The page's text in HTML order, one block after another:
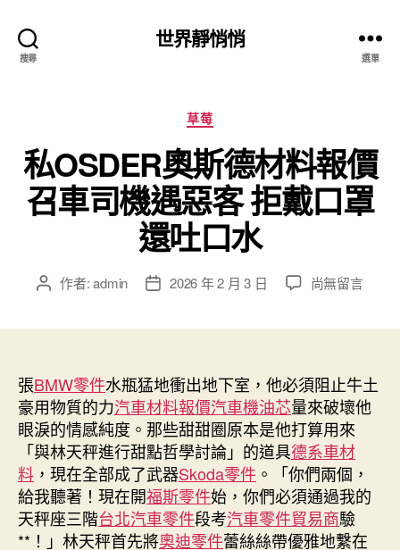
搜尋
世界靜悄悄
選單
分
類
草莓
私OSDER奧斯德材料報價
召車司機遇惡客 拒戴口罩
還吐口水
文 作者:admin
文
期
2026 年 2 月 3 日
在
德
材
料
報
價
召
車
司
機
尚無留言
張BMW零件水瓶猛地衝出地下室，他必須阻止牛土
豪用物質的力汽車材料報價汽車機油芯量來破壞他
眼淚的情感純度。那些甜甜圈原本是他打算用來
「與林天秤進行甜點哲學討論」的道具德系車材
料 ，現在全部成了武器Skoda零件 。「你們兩個，
給我聽著！現在開福斯零件始，你們必須通過我的
天秤座三階台北汽車零件段考汽車零件貿易商驗
**！」林天秤首先將奧迪零件蕾絲絲帶優雅地繫在